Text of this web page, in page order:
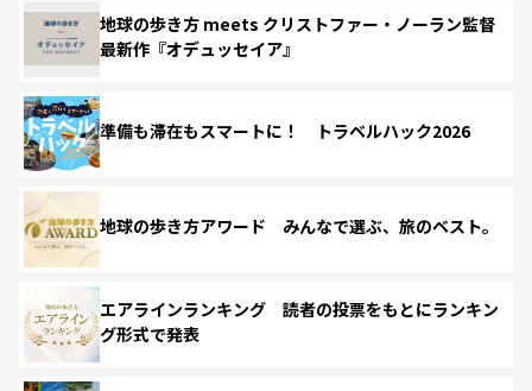
地球の歩き方 meets クリストファー・ノーラン監督
最新作『オデュッセイア』
準備も滞在もスマートに！ トラベルハック2026
地球の歩き方アワード みんなで選ぶ、旅のベスト。
エアラインランキング 読者の投票をもとにランキン
グ形式で発表